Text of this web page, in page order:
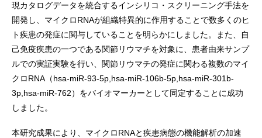
現カタログデータを統合するインシリコ・スクリーニング手法を
開発し、マイクロRNAが組織特異的に作用することで数多くのヒ
ト疾患の発症に関与していることを明らかにしました。また、自
己免疫疾患の一つである関節リウマチを対象に、患者由来サンプ
ルでの実証実験を行い、関節リウマチの発症に関わる複数のマイ
クロRNA（hsa-miR-93-5p,hsa-miR-106b-5p,hsa-miR-301b-
3p,hsa-miR-762）をバイオマーカーとして同定することに成功
しました。
本研究成果により、マイクロRNAと疾患病態の機能解析の加速